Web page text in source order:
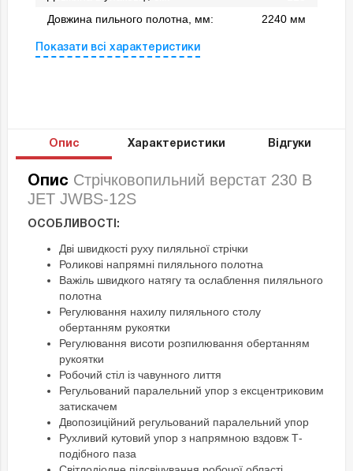
Довжина пильного полотна, мм:
2240 мм
Показати всі характеристики
Опис Характеристики Відгуки
Опис Стрічковопильний верстат 230 В
JET JWBS-12S
ОСОБЛИВОСТІ:
Дві швидкості руху пиляльної стрічки
Роликові напрямні пиляльного полотна
Важіль швидкого натягу та ослаблення пиляльного
полотна
Регулювання нахилу пиляльного столу
обертанням рукоятки
Регулювання висоти розпилювання обертанням
рукоятки
Робочий стіл із чавунного лиття
Регульований паралельний упор з ексцентриковим
затискачем
Двопозиційний регульований паралельний упор
Рухливий кутовий упор з напрямною вздовж Т-
подібного паза